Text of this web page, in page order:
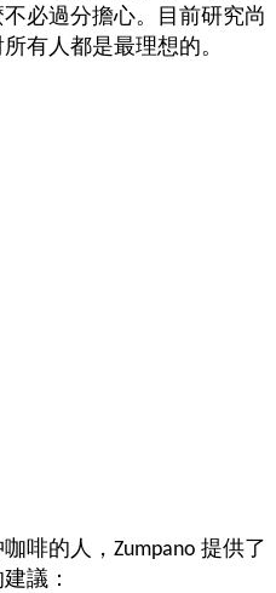
必過分擔心。目前研究尚
有人都是最理想的。
啡的人，Zumpano 提供了
議：